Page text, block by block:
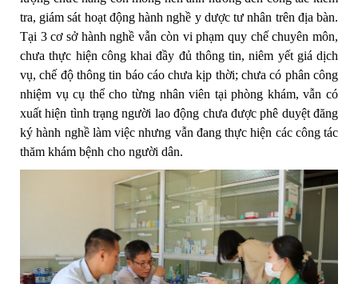
tra, giám sát hoạt động hành nghề y dược tư nhân trên địa bàn.
Tại 3 cơ sở hành nghề vẫn còn vi phạm quy chế chuyên môn,
chưa thực hiện công khai đầy đủ thông tin, niêm yết giá dịch
vụ, chế độ thông tin báo cáo chưa kịp thời; chưa có phân công
nhiệm vụ cụ thể cho từng nhân viên tại phòng khám, vẫn có
xuất hiện tình trạng người lao động chưa được phê duyệt đăng
ký hành nghề làm việc nhưng vẫn đang thực hiện các công tác
thăm khám bệnh cho người dân.